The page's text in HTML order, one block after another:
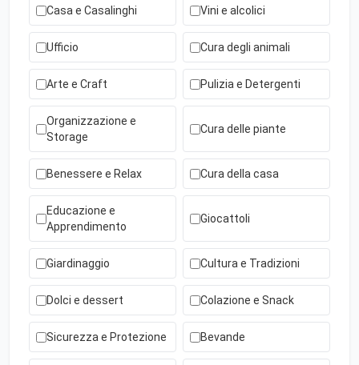
Casa e Casalinghi Vini e alcolici
Ufficio Cura degli animali
Arte e Craft Pulizia e Detergenti
Organizzazione e
Storage
Cura delle piante
Benessere e Relax Cura della casa
Educazione e
Apprendimento
Giocattoli
Giardinaggio Cultura e Tradizioni
Dolci e dessert Colazione e Snack
Sicurezza e Protezione Bevande